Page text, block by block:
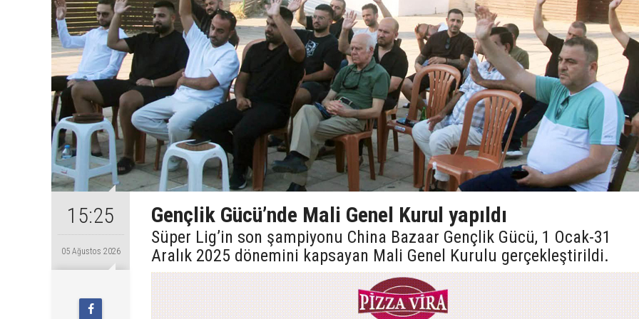
15:25
05 Ağustos 2026
Gençlik Gücü’nde Mali Genel Kurul yapıldı
Süper Lig’in son şampiyonu China Bazaar Gençlik Gücü, 1 Ocak-31
Aralık 2025 dönemini kapsayan Mali Genel Kurulu gerçekleştirildi.